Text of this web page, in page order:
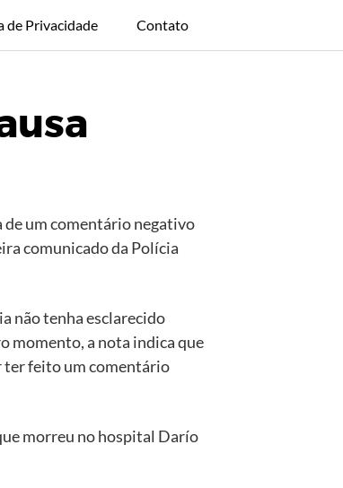
de Privacidade Contato
de um comentário negativo
comunicado da Polícia
não tenha esclarecido
momento, a nota indica que
ter feito um comentário
morreu no hospital Darío